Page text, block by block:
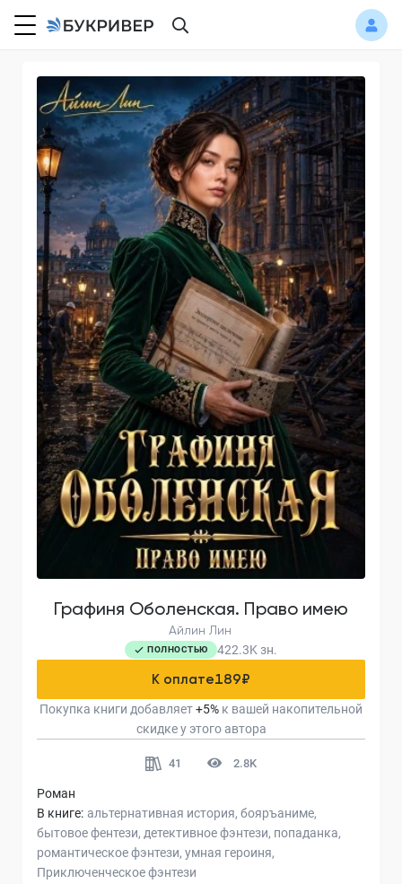
Графиня Оболенская. Право имею
Айлин Лин
ПОЛНОСТЬЮ 422.3K зн.
К оплате189₽
Покупка книги добавляет+5% к вашей накопительной
скидке у этого автора
41 2.8K
Роман
В книге: альтернативная история бояръаниме
бытовое фентези детективное фэнтези попаданка
романтическое фэнтези умная героиня
Приключенческое фэнтези